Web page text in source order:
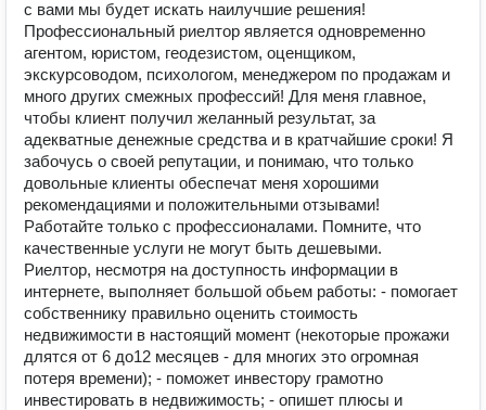
с вами мы будет искать наилучшие решения!
Профессиональный риелтор является одновременно
агентом, юристом, геодезистом, оценщиком,
экскурсоводом, психологом, менеджером по продажам и
много других смежных профессий! Для меня главное,
чтобы клиент получил желанный результат, за
адекватные денежные средства и в кратчайшие сроки! Я
забочусь о своей репутации, и понимаю, что только
довольные клиенты обеспечат меня хорошими
рекомендациями и положительными отзывами!
Работайте только с профессионалами. Помните, что
качественные услуги не могут быть дешевыми.
Риелтор, несмотря на доступность информации в
интернете, выполняет большой обьем работы: - помогает
собственнику правильно оценить стоимость
недвижимости в настоящий момент (некоторые прожажи
длятся от 6 до12 месяцев - для многих это огромная
потеря времени); - поможет инвестору грамотно
инвестировать в недвижимость; - опишет плюсы и